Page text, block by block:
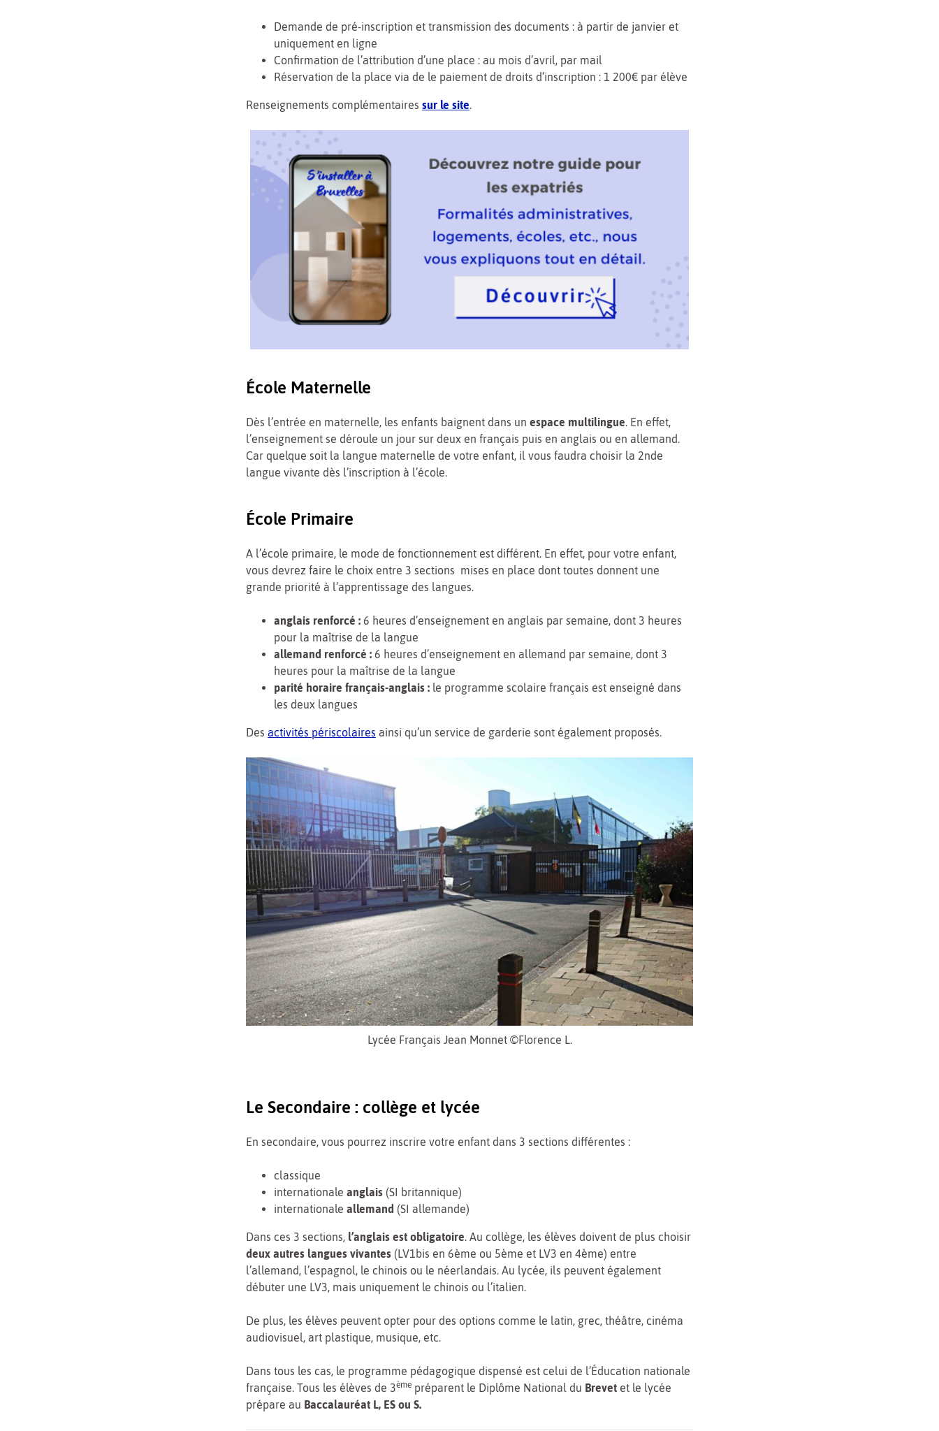
Demande de pré-inscription et transmission des documents : à partir de janvier et
uniquement en ligne
Confirmation de l’attribution d’une place : au mois d’avril, par mail
Réservation de la place via de le paiement de droits d’inscription : 1 200€ par élève
Renseignements complémentaires sur le site
École Maternelle
Dès l’entrée en maternelle, les enfants baignent dans un espace multilingue. En effet,
l’enseignement se déroule un jour sur deux en français puis en anglais ou en allemand.
Car quelque soit la langue maternelle de votre enfant, il vous faudra choisir la 2nde
langue vivante dès l’inscription à l’école.
École Primaire
A l’école primaire, le mode de fonctionnement est différent. En effet, pour votre enfant,
vous devrez faire le choix entre 3 sections mises en place dont toutes donnent une
grande priorité à l’apprentissage des langues.
anglais renforcé : 6 heures d’enseignement en anglais par semaine, dont 3 heures
pour la maîtrise de la langue
allemand renforcé : 6 heures d’enseignement en allemand par semaine, dont 3
heures pour la maîtrise de la langue
parité horaire français-anglais : le programme scolaire français est enseigné dans
les deux langues
Des activités périscolaires ainsi qu’un service de garderie sont également proposés.
Lycée Français Jean Monnet ©Florence L.
Le Secondaire : collège et lycée
En secondaire, vous pourrez inscrire votre enfant dans 3 sections différentes :
classique
internationale anglais (SI britannique)
internationale allemand (SI allemande)
Dans ces 3 sections, l’anglais est obligatoire. Au collège, les élèves doivent de plus choisir
deux autres langues vivantes (LV1bis en 6ème ou 5ème et LV3 en 4ème) entre
l’allemand, l’espagnol, le chinois ou le néerlandais. Au lycée, ils peuvent également
débuter une LV3, mais uniquement le chinois ou l’italien.
De plus, les élèves peuvent opter pour des options comme le latin, grec, théâtre, cinéma
audiovisuel, art plastique, musique, etc.
Dans tous les cas, le programme pédagogique dispensé est celui de l’Éducation nationale
française. Tous les élèves de 3ème préparent le Diplôme National du Brevet et le lycée
prépare au Baccalauréat L, ES ou S.